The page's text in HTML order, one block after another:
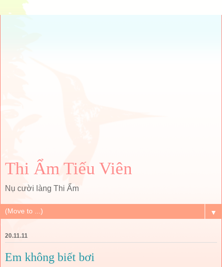
Thi Ẩm Tiếu Viên
Nụ cười làng Thi Ẩm
▼
20.11.11
Em không biết bơi